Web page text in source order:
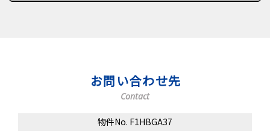
お問い合わせ先
Contact
物件No. F1HBGA37